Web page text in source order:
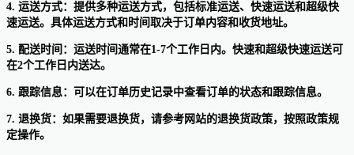
4. 运送方式：提供多种运送方式，包括标准运送、快速运送和超级快
速运送。具体运送方式和时间取决于订单内容和收货地址。
5. 配送时间：运送时间通常在1-7个工作日内。快速和超级快速运送可
在2个工作日内送达。
6. 跟踪信息：可以在订单历史记录中查看订单的状态和跟踪信息。
7. 退换货：如果需要退换货，请参考网站的退换货政策，按照政策规
定操作。